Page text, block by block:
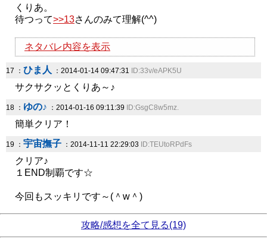
くりあ。
待つって>>13さんのみて理解(^^)
ネタバレ内容を表示
17 ： ひま人 ：2014-01-14 09:47:31 ID:33v/eAPK5U
サクサクッとくりあ～♪
18 ： ゆの♪ ：2014-01-16 09:11:39 ID:GsgC8w5mz.
簡単クリア！
19 ： 宇宙撫子 ：2014-11-11 22:29:03 ID:TEUtoRPdFs
クリア♪
１END制覇です☆
今回もスッキリです～(＾w＾)
攻略/感想を全て見る(19)